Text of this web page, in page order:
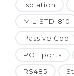
Isolation
MIL-STD-810
Passive
POE ports
RS485